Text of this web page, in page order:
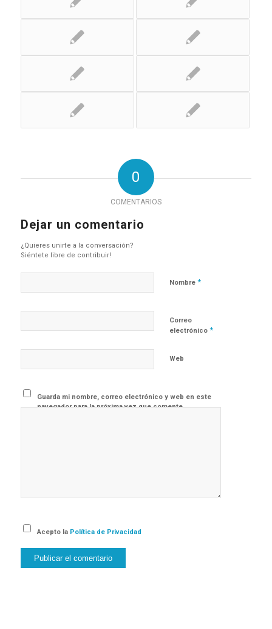
0
COMENTARIOS
Dejar un comentario
¿Quieres unirte a la conversación?
Siéntete libre de contribuir!
Nombre *
Correo
electrónico *
Web
Guarda mi nombre, correo electrónico y web en este
navegador para la próxima vez que comente.
Acepto la Política de Privacidad